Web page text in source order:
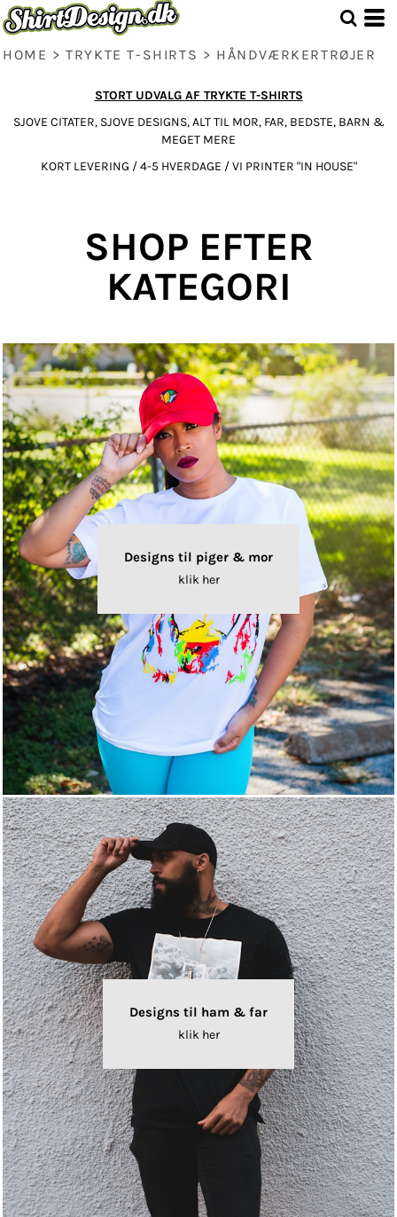
HOME > TRYKTE T-SHIRTS > HÅNDVÆRKERTRØJER
STORT UDVALG AF TRYKTE T-SHIRTS
SJOVE CITATER, SJOVE DESIGNS, ALT TIL MOR, FAR, BEDSTE, BARN &
MEGET MERE
KORT LEVERING / 4-5 HVERDAGE / VI PRINTER "IN HOUSE"
SHOP EFTER
KATEGORI
Designs til piger & mor
klik her
Designs til ham & far
klik her